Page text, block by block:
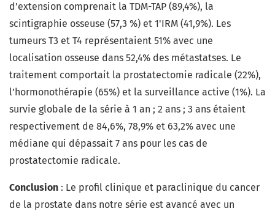
d’extension comprenait la TDM-TAP (89,4%), la
scintigraphie osseuse (57,3 %) et 1'IRM (41,9%). Les
tumeurs T3 et T4 représentaient 51% avec une
localisation osseuse dans 52,4% des métastatses. Le
traitement comportait la prostatectomie radicale (22%),
l’hormonothérapie (65%) et la surveillance active (1%). La
survie globale de la série à 1 an ; 2 ans ; 3 ans étaient
respectivement de 84,6%, 78,9% et 63,2% avec une
médiane qui dépassait 7 ans pour les cas de
prostatectomie radicale.
Conclusion : Le profil clinique et paraclinique du cancer
de la prostate dans notre série est avancé avec un